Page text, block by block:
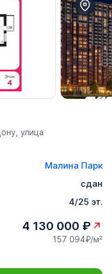
улица
Малина Парк
сдан
4/25 эт.
4 130 000 ₽
157 094₽/м²